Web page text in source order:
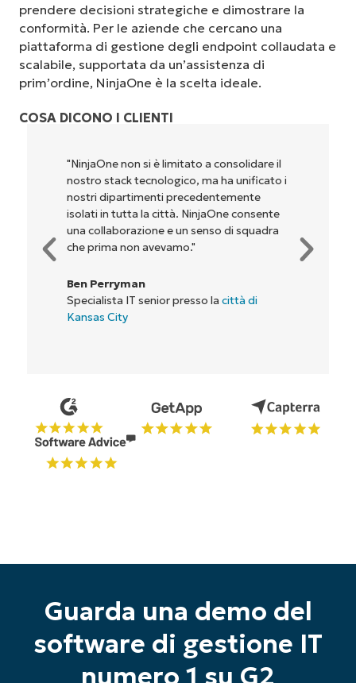
prendere decisioni strategiche e dimostrare la
conformità. Per le aziende che cercano una
piattaforma di gestione degli endpoint collaudata e
scalabile, supportata da un’assistenza di
prim’ordine, NinjaOne è la scelta ideale.
COSA DICONO I CLIENTI
"NinjaOne permette alla nostra azienda, ai
proprietari e agli operatori con cui
lavoriamo, di essere più redditizi. È un
vantaggio per tutti."
Rory McCune
Guarda una demo del
software di gestione IT
Inizia la tua prova di 14 giorni